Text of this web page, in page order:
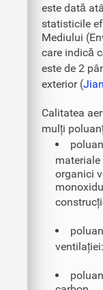
este dată
statisticile
Mediului
care indică
este de 2
exterior (
Calitatea
mulți
organici